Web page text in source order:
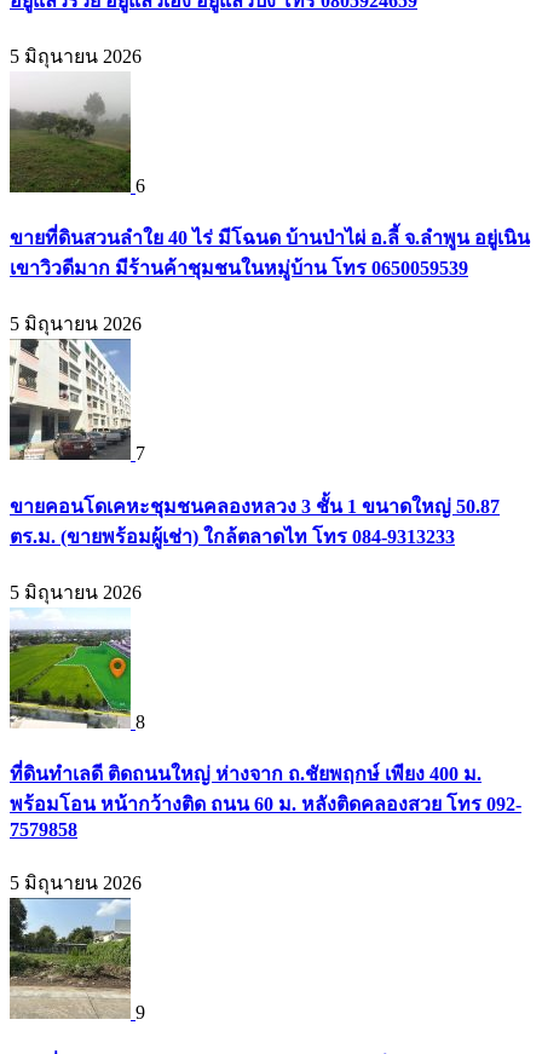
5 มิถุนายน 2026
6
ขายที่ดินสวนลำใย 40 ไร่ มีโฉนด บ้านป่าไผ่ อ.ลี้ จ.ลำพูน อยู่เนิน
เขาวิวดีมาก มีร้านค้าชุมชนในหมู่บ้าน โทร 0650059539
5 มิถุนายน 2026
7
ขายคอนโดเคหะชุมชนคลองหลวง 3 ชั้น 1 ขนาดใหญ่ 50.87
ตร.ม. (ขายพร้อมผู้เช่า) ใกล้ตลาดไท โทร 084-9313233
5 มิถุนายน 2026
8
ที่ดินทำเลดี ติดถนนใหญ่ ห่างจาก ถ.ชัยพฤกษ์ เพียง 400 ม.
พร้อมโอน หน้ากว้างติด ถนน 60 ม. หลังติดคลองสวย โทร 092-
7579858
5 มิถุนายน 2026
9